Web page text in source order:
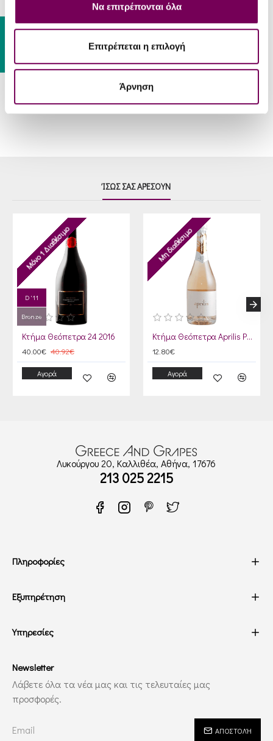
Να επιτρέπονται όλα
Επιτρέπεται η επιλογή
Άρνηση
πιάτα της καθημερινής
κουζίνας όπως σουτζουκάκια,
Θερμοκρασία
Σερβιρίσματος
16 - 18 °C
ΊΣΩΣ ΣΑΣ ΑΡΈΣΟΥΝ
D '11
Bronze
Μόνο 1 Διαθέσιμο
Κτήμα Θεόπετρα 24 2016
40.00€ 40.92€
Αγορά
Μη διαθέσιμο
Κτήμα Θεόπετρα Aprilis Ροζέ Αφρώδης 2023
12.80€
Αγορά
Gift Card
Λυκούργου 20, Καλλιθέα, Αθήνα, 17676
213 025 2215
Πληροφορίες
Εξυπηρέτηση
Υπηρεσίες
Newsletter
Λάβετε όλα τα νέα μας και τις τελευταίες μας
προσφορές.
ΑΠΟΣΤΟΛΉ